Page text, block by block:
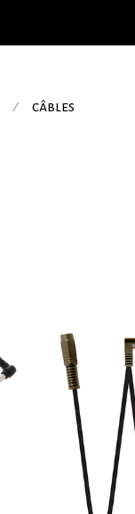
⁄ câbles